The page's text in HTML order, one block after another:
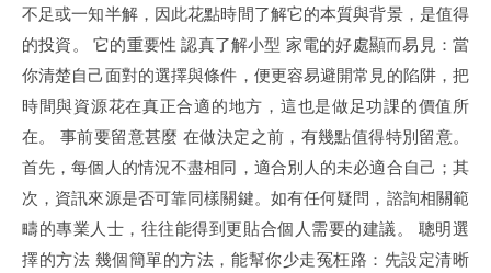
不足或一知半解，因此花點時間了解它的本質與背景，是值得
的投資。 它的重要性 認真了解小型 家電的好處顯而易見：當
你清楚自己面對的選擇與條件，便更容易避開常見的陷阱，把
時間與資源花在真正合適的地方，這也是做足功課的價值所
在。 事前要留意甚麼 在做決定之前，有幾點值得特別留意。
首先，每個人的情況不盡相同，適合別人的未必適合自己；其
次，資訊來源是否可靠同樣關鍵。如有任何疑問，諮詢相關範
疇的專業人士，往往能得到更貼合個人需要的建議。 聰明選
擇的方法 幾個簡單的方法，能幫你少走冤枉路：先設定清晰